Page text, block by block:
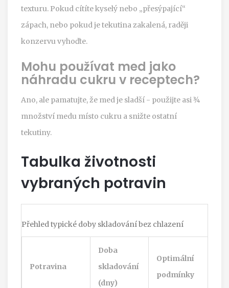
texturu. Pokud cítíte kyselý nebo „přesýpající“
zápach, nebo pokud je tekutina zakalená, raději
konzervu vyhoďte.
Mohu používat med jako
náhradu cukru v receptech?
Ano, ale pamatujte, že med je sladší - použijte asi ¾
množství medu místo cukru a snižte ostatní
tekutiny.
Tabulka životnosti
vybraných potravin
Přehled typické doby skladování bez chlazení
Potravina
Doba
skladování
(dny)
Optimální
podmínky